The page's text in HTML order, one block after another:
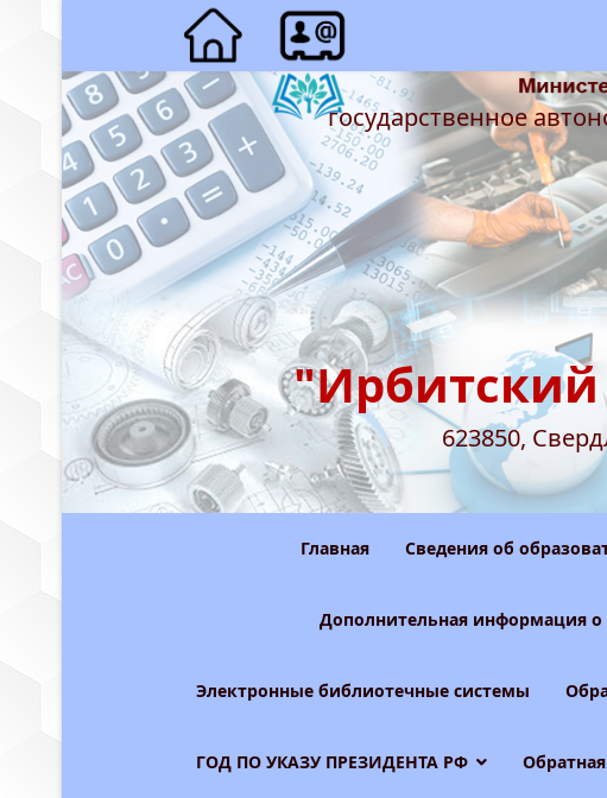
государственное
623850,
Главная Сведения об
Дополнительная информация о
Электронные библиотечные системы
ГОД ПО УКАЗУ ПРЕЗИДЕНТА РФ